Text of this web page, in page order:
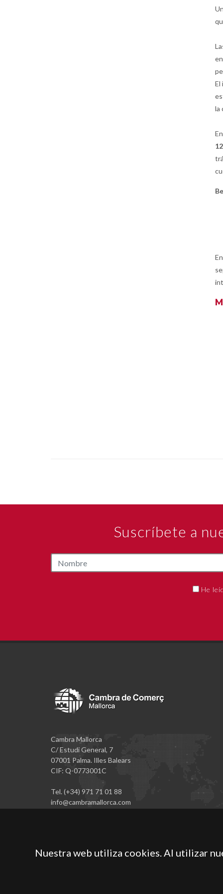
El
la
Suscríbete a
He
Cambra Mallorca
C/ Estudi General, 7
07001 Palma. Illes Balears
CIF: Q-0773001C
Tel. (+34) 971 71 01 88
info@cambramallorca.com
Nuestra web utiliza cookies. Al utilizar